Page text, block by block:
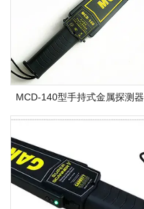
MCD-140型手持式金属探测器